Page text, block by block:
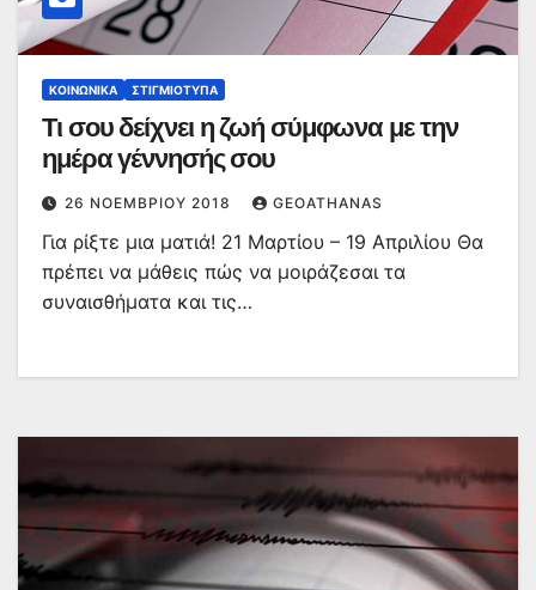
ΚΟΙΝΩΝΙΚΆ ΣΤΙΓΜΙΌΤΥΠΑ
Τι σου δείχνει η ζωή σύμφωνα με την
ημέρα γέννησής σου
26 ΝΟΕΜΒΡΊΟΥ 2018 GEOATHANAS
Για ρίξτε μια ματιά! 21 Μαρτίου – 19 Απριλίου Θα
πρέπει να μάθεις πώς να μοιράζεσαι τα
συναισθήματα και τις…